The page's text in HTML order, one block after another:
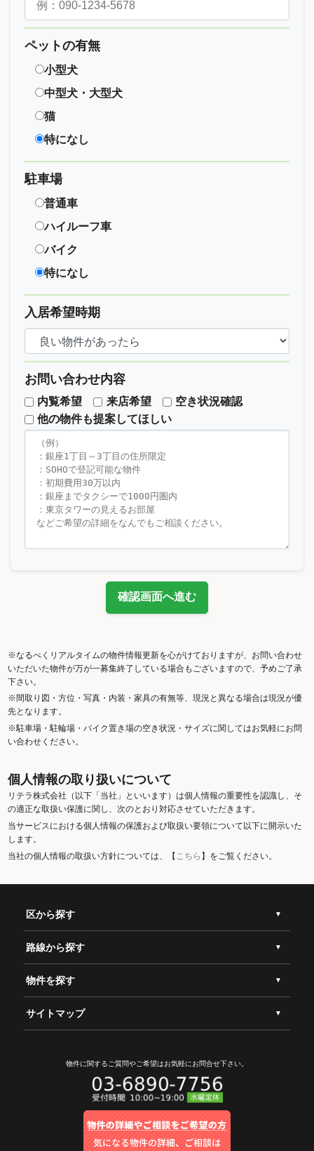
ペットの有無
小型犬
中型犬・大型犬
猫
特になし
駐車場
普通車
ハイルーフ車
バイク
特になし
入居希望時期
お問い合わせ内容
内覧希望 来店希望
空き状況確認
他の物件も提案してほしい
確認画面へ進む
※なるべくリアルタイムの物件情報更新を心がけておりますが、お問い合わせ
いただいた物件が万が一募集終了している場合もございますので、予めご了承
下さい。
※間取り図・方位・写真・内装・家具の有無等、現況と異なる場合は現況が優
先となります。
※駐車場・駐輪場・バイク置き場の空き状況・サイズに関してはお気軽にお問
い合わせください。
個人情報の取り扱いについて
リテラ株式会社（以下「当社」といいます）は個人情報の重要性を認識し、そ
の適正な取扱い保護に関し、次のとおり対応させていただきます。
当サービスにおける個人情報の保護および取扱い要領について以下に開示いた
します。
当社の個人情報の取扱い方針については、【こちら 】をご覧ください。
区から探す
路線から探す
物件を探す
サイトマップ
物件に関するご質問やご希望はお気軽にお問合せ下さい。